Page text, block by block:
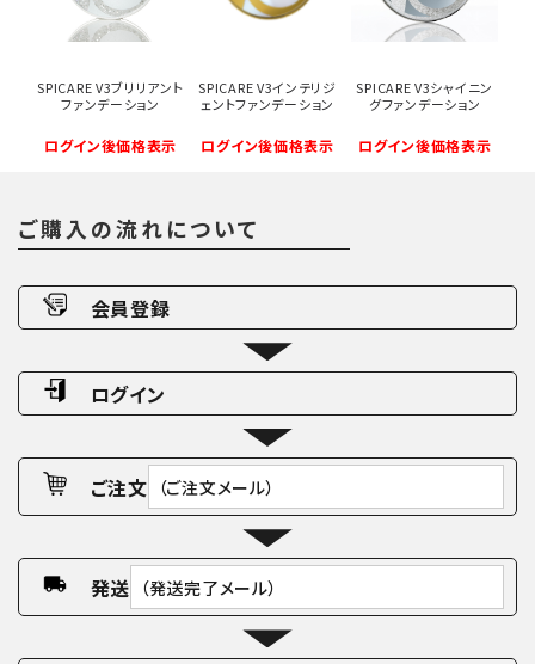
SPICARE V3ブリリアント
ファンデーション
ログイン後価格表示
SPICARE V3インテリジ
ェントファンデーション
ログイン後価格表示
SPICARE V3シャイニン
グファンデーション
ログイン後価格表示
ご購入の流れについて
会員登録
ログイン
ご注文 （ご注文メール）
発送 （発送完了メール）